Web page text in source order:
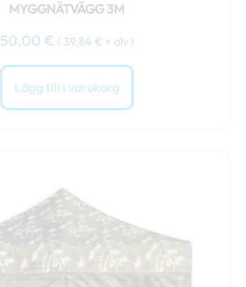
MYGGNÄTVÄGG 3M
50,00 € ( 39,84 € + alv )
Lägg till i varukorg